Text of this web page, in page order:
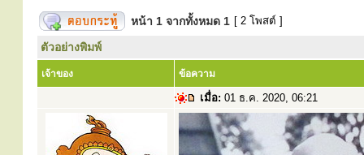
หน้า 1 จากทั้งหมด 1 [ 2 โพสต์ ]
ตัวอย่างพิมพ์
เจ้าของ ข้อความ
เมื่อ: 01 ธ.ค. 2020, 06:21